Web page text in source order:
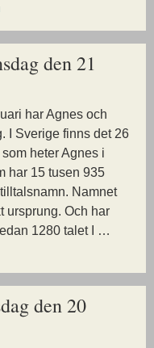
den 21
har Agnes och
I Sverige finns det 26
heter Agnes i
har 15 tusen 935
Namnet
ursprung. Och har
1280 talet I …
den 20